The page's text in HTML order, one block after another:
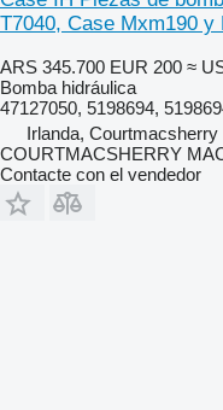
T7040, Case Mxm190 y
ARS 345.700 EUR 200 ≈
Bomba hidráulica
47127050, 5198694,
Irlanda, Courtmacsherry
COURTMACSHERRY
Contacte con el vendedor